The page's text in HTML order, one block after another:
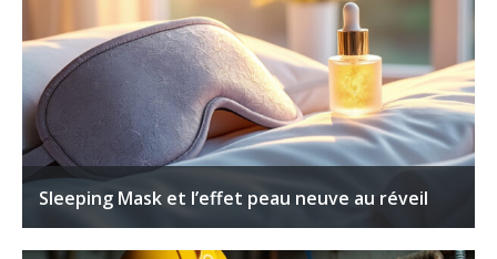
Sleeping Mask et l’effet peau neuve au réveil